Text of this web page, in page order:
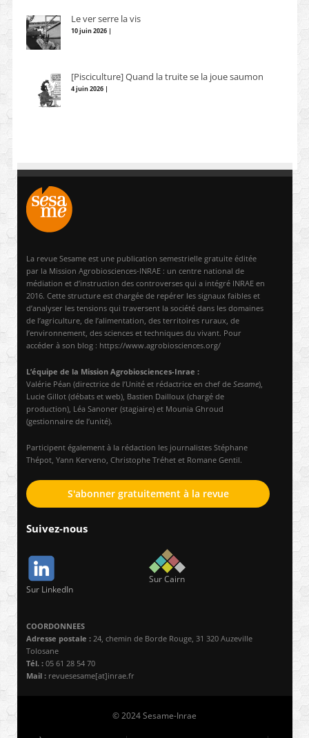
Le ver serre la vis
10 juin 2026 |
[Pisciculture] Quand la truite se la joue saumon
4 juin 2026 |
La revue Sesame est une publication semestrielle gratuite éditée
par la Mission Agrobiosciences-INRAE : un centre national de
médiation et d’instruction des controverses qui a intégré INRAE en
2016. Cette structure est chargée de repérer les signaux faibles et
d’analyser les tensions qui traversent la société dans les domaines
de l’agriculture, de l’alimentation, des territoires ruraux, de
l’environnement, des sciences et techniques du vivant. Pour
accéder à son blog : https://www.agrobiosciences.org/
L’équipe de la Mission Agrobiosciences-Inrae :
Valérie Péan (directrice de l’Unité et rédactrice en chef de Sesame),
Lucie Gillot (débats et web), Bastien Dailloux (chargé de
production), Léa Sanoner (stagiaire) et Mounia Ghroud
(gestionnaire de l’unité).
Participent également à la rédaction les journalistes Stéphane
Thépot, Yann Kerveno, Christophe Tréhet et Romane Gentil.
S'abonner gratuitement à la revue
Suivez-nous
Sur LinkedIn
Sur Cairn
COORDONNEES
Adresse postale : 24, chemin de Borde Rouge, 31 320 Auzeville
Tolosane
Tél. : 05 61 28 54 70
Mail : revuesesame[at]inrae.fr
© 2024 Sesame-Inrae